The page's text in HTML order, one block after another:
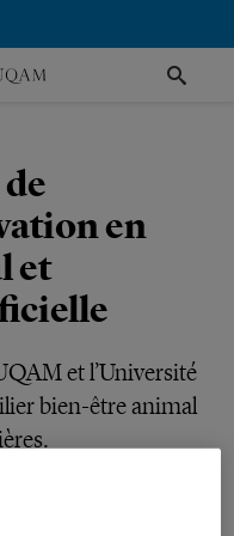
en
et
et l’Université
bien-être animal